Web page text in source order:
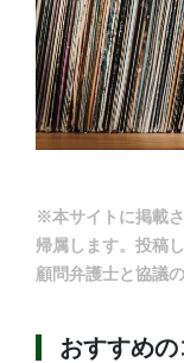
※本サイトに掲載
帰属します。投稿
顧問弁護士と協議
おすすめ